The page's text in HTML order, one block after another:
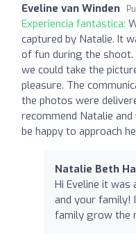
Eveline van Winden
Experiencia fantástica:
captured by Natalie. It
of fun during the shoot.
we could take the
pleasure. The
the photos were
recommend Natalie
be happy to approach
Natalie Beth
Hi Eveline it
and your family!
family grow the